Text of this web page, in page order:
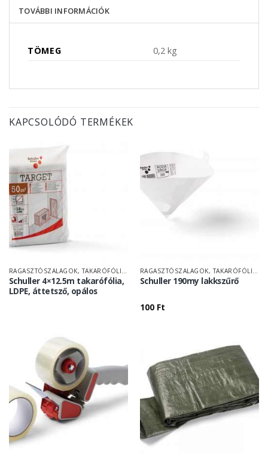
TOVÁBBI INFORMÁCIÓK
TÖMEG 0,2 kg
KAPCSOLÓDÓ TERMÉKEK
Schuller 4×12.5m takarófólia,
LDPE, áttetsző, opálos
Schuller 190my lakkszűrő
100 Ft